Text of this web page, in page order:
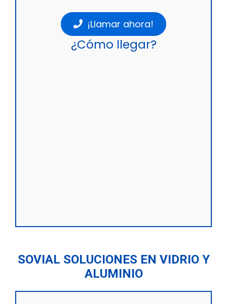
¡Llamar ahora!
¿Cómo llegar?
SOVIAL SOLUCIONES EN VIDRIO Y
ALUMINIO